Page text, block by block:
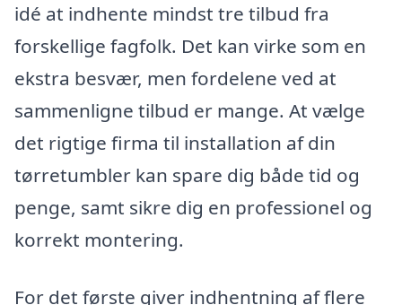
idé at indhente mindst tre tilbud fra
forskellige fagfolk. Det kan virke som en
ekstra besvær, men fordelene ved at
sammenligne tilbud er mange. At vælge
det rigtige firma til installation af din
tørretumbler kan spare dig både tid og
penge, samt sikre dig en professionel og
korrekt montering.
For det første giver indhentning af flere